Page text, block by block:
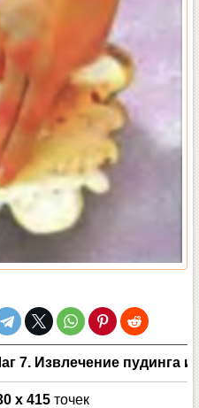
7. Извлечение пудинга
x 415 точек